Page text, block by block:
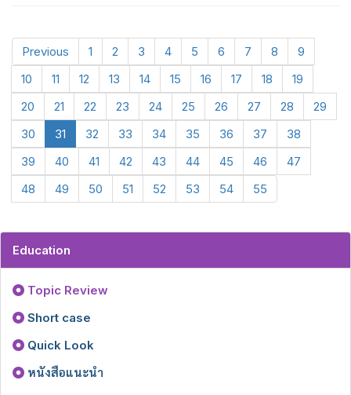
Previous 1 2 3 4 5 6 7 8
9
10
11 12 13 14 15 16 17 18
19
20
21 22 23 24 25 26 27 28
29
30
31 32 33 34 35 36 37
38
39
40 41 42 43 44 45 46
47
48
49 50 51 52 53 54 55
Education
Topic Review
Short case
Quick Look
หนังสือแนะนำ